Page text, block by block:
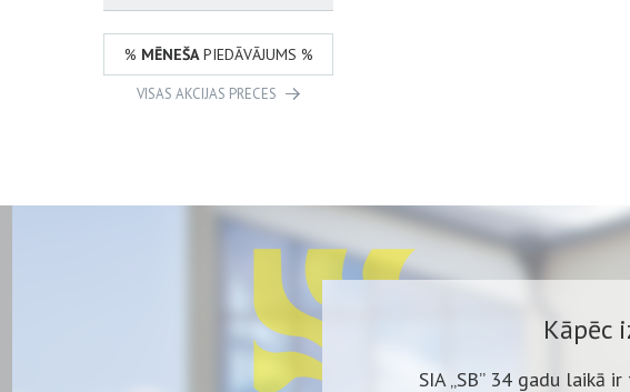
% MĒNEŠAPIEDĀVĀJUMS %
VISAS AKCIJAS PRECES
Kāpēc
SIA „SB” 34 gadu laikā